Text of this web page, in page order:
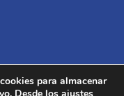
para almacenar